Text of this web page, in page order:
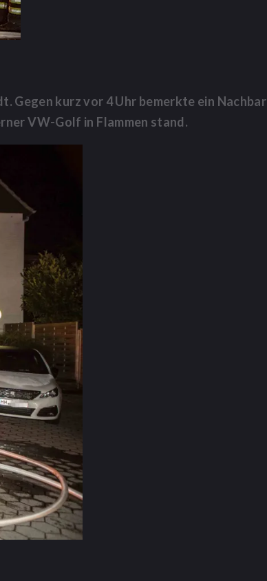
Gegen kurz vor 4 Uhr bemerkte ein Nachbar
VW-Golf in Flammen stand.